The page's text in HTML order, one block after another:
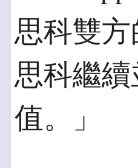
思科雙
思科繼
值。」